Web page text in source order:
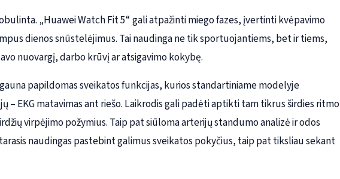
„Huawei Watch Fit 5“ gali atpažinti miego fazes, įvertinti kvėpavimo
dienos snūstelėjimus. Tai naudinga ne tik sportuojantiems, bet ir tiems,
nuovargį, darbo krūvį ar atsigavimo kokybę.
papildomas sveikatos funkcijas, kurios standartiniame modelyje
– EKG matavimas ant riešo. Laikrodis gali padėti aptikti tam tikrus širdies ritmo
virpėjimo požymius. Taip pat siūloma arterijų standumo analizė ir odos
naudingas pastebint galimus sveikatos pokyčius, taip pat tiksliau sekant